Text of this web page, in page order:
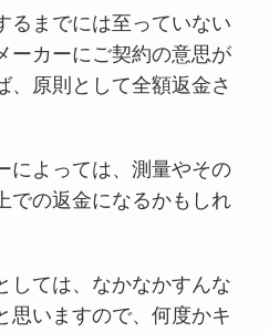
るまでには至っていない
ーカーにご契約の意思が
、原則として全額返金さ
によっては、測量やその
での返金になるかもしれ
しては、なかなかすんな
思いますので、何度かキ